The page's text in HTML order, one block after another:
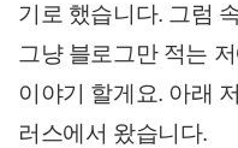
기로 했습니다. 그럼
그냥 블로그만 적는
이야기 할게요. 아래
러스에서 왔습니다.